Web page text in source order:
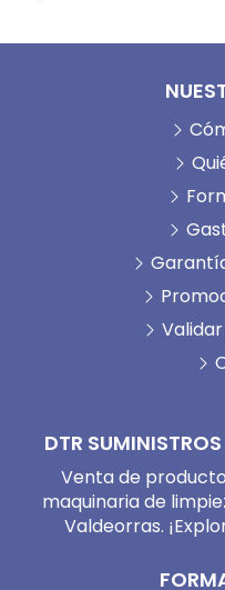
DTR
Venta de
maquinaria de
Valdeorras.